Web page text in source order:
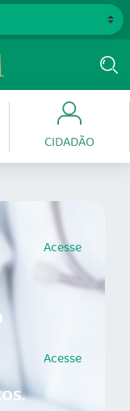
CIDADÃO
Acesse
Acesse